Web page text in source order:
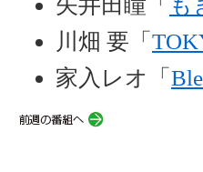
川畑 要「
家入レオ「